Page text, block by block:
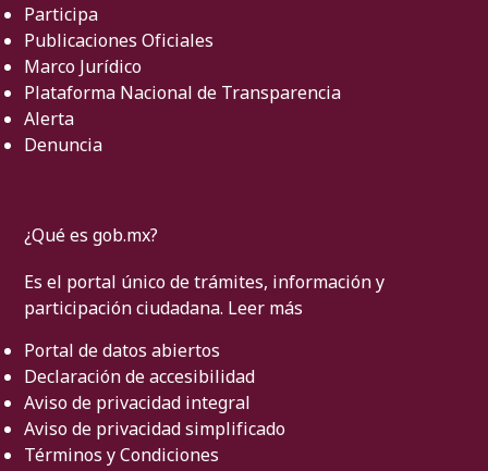
Participa
Publicaciones Oficiales
Marco Jurídico
Plataforma Nacional de Transparencia
Alerta
Denuncia
¿Qué es gob.mx?
Es el portal único de trámites, información y
participación ciudadana. Leer más
Portal de datos abiertos
Declaración de accesibilidad
Aviso de privacidad integral
Aviso de privacidad simplificado
Términos y Condiciones